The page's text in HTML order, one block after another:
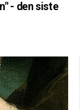
- den siste